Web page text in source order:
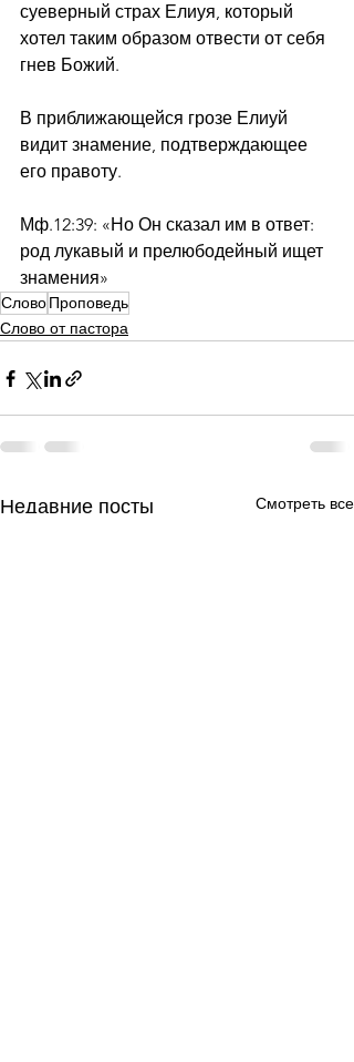
суеверный страх Елиуя, который
хотел таким образом отвести от себя
гнев Божий.
В приближающейся грозе Елиуй
видит знамение, подтверждающее
его правоту.
Мф.12:39: «Но Он сказал им в ответ:
род лукавый и прелюбодейный ищет
знамения»
СловоПроповедь
Слово от пастора
Недавние посты Смотреть все